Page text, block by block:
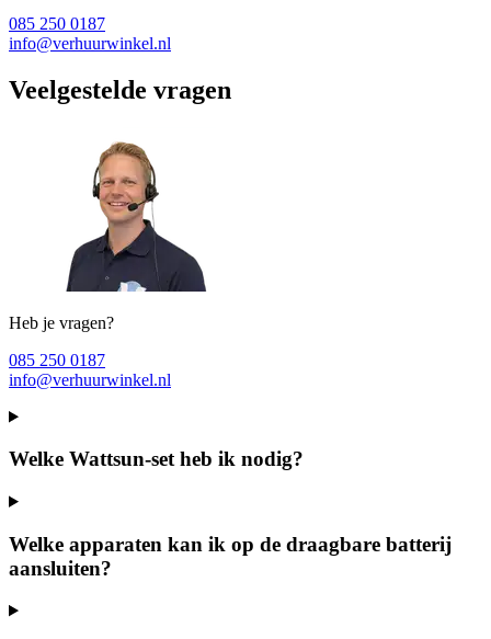
085 250 0187
info@verhuurwinkel.nl
Veelgestelde vragen
Heb je vragen?
085 250 0187
info@verhuurwinkel.nl
Welke Wattsun-set heb ik nodig?
Welke apparaten kan ik op de draagbare batterij
aansluiten?